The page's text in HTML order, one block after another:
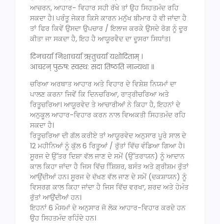
ਆਚਰਨ, ਆਹਾਰ- ਵਿਹਾਰ ਸਹੀ ਰੱਖੇ ਤਾਂ ਉਹ ਸਿਹਤਮੰਦ ਰਹਿ
ਸਕਦਾ ਹੈ। ਪਰੰਤੂ ਜੇਕਰ ਕਿਸੇ ਕਾਰਨ ਮਨੁੱਖ ਬੀਮਾਰ ਹੋ ਵੀ ਜਾਂਦਾ ਹੈ
ਤਾਂ ਫਿਰ ਕਿਵੇਂ ਉਸਦਾ ਉਪਚਾਰ / ਇਲਾਜ ਕਰਕੇ ਉਸਦੇ ਰੋਗ ਨੂੰ ਦੂਰ
ਕੀਤਾ ਜਾ ਸਕਦਾ ਹੈ, ਇਹ ਹੈ ਆਯੂਰਵੈਦ ਦਾ ਦੂਸਰਾ ਸਿਧਾਂਤ।
दिनचर्या निशाचर्या ऋतुचर्या यशोदिताम्‌ ।
आचरन्‌ पुरुष: स्वस्थ: सदा तिष्ठति नान्यथा ॥
ਚਰਿਆ ਅਰਥਾਤ ਆਹਾਰ ਅਤੇ ਵਿਹਾਰ ਦੇ ਵਿਸ਼ੇਸ਼ ਨਿਯਮਾਂ ਦਾ
ਪਾਲਣ ਕਰਨਾ ਜਿਵੇਂ ਕਿ ਦਿਨਚਰਿਆ, ਰਾਤ੍ਰੀਚਰਿਆ ਅਤੇ
ਰਿਤੂਚਰਿਆ। ਆਯੂਰਵੇਦ ਤੇ ਆਚਾਰੀਆਂ ਨੇ ਕਿਹਾ ਹੈ, ਇਹਨਾਂ ਦੇ
ਅਨੁਕੂਲ ਆਹਾਰ-ਵਿਹਾਰ ਕਰਨ ਨਾਲ ਵਿਅਕਤੀ ਸਿਹਤਮੰਦ ਰਹਿ
ਸਕਦਾ ਹੈ।
ਰਿਤੂਚਰਿਆ ਦੀ ਗੱਲ ਕਰੀਏ ਤਾਂ ਆਯੂਰਵੇਦ ਅਨੁਸਾਰ ਪੂਰੇ ਸਾਲ ਦੇ
12 ਮਹੀਨਿਆਂ ਨੂੰ ਕੁੱਲ 6 ਰਿਤੂਆਂ / ਰੁੱਤਾਂ ਵਿੱਚ ਵੰਡਿਆ ਗਿਆ ਹੈ।
ਸੂਰਜ ਦੇ ਉੱਤਰ ਦਿਸ਼ਾ ਵੱਲ ਜਾਣ ਦੇ ਸਮੇਂ (ਉੱਤਰਾਯਨ) ਨੂੰ ਆਦਾਨ
ਕਾਲ ਕਿਹਾ ਜਾਂਦਾ ਹੈ ਜਿਸ ਵਿੱਚ ਸ਼ਿਿਸ਼ਰ, ਬਸੰਤ ਅਤੇ ਗ੍ਰੀਸ਼ਮ ਰੁੱਤਾਂ
ਆਉਂਦੀਆਂ ਹਨ। ਸੂਰਜ ਦੇ ਦੱਖਣ ਵੱਲ ਜਾਣ ਦੇ ਸਮੇਂ (ਦਕਸ਼ਾਯਨ) ਨੂੰ
ਵਿਸਰਗ ਕਾਲ ਕਿਹਾ ਜਾਂਦਾ ਹੈ ਜਿਸ ਵਿੱਚ ਵਰਖਾ, ਸ਼ਰਦ ਅਤੇ ਹੇਮੰਤ
ਰੁੱਤਾਂ ਆਉਂਦੀਆਂ ਹਨ।
ਇਹਨਾਂ 6 ਮੌਸਮਾਂ ਦੇ ਅਨੁਸਾਰ ਜੋ ਲੋਕ ਆਹਾਰ-ਵਿਹਾਰ ਕਰਦੇ ਹਨ
ਉਹ ਸਿਹਤਮੰਦ ਰਹਿੰਦੇ ਹਨ।